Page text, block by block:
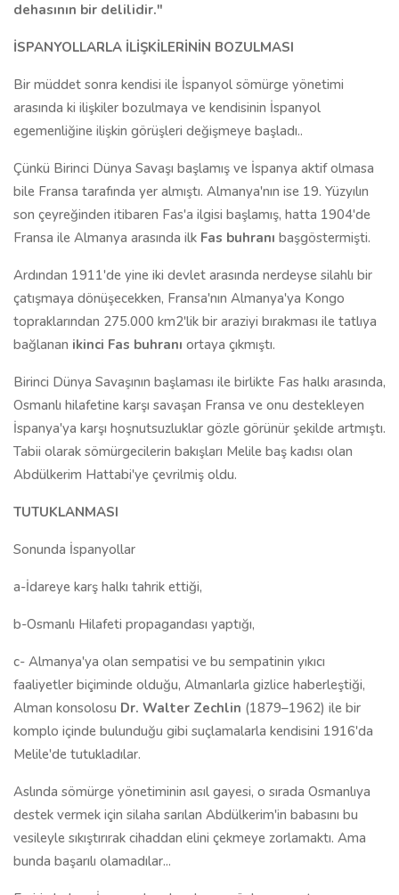
dehasının bir delilidir."
İSPANYOLLARLA İLİŞKİLERİNİN BOZULMASI
Bir müddet sonra kendisi ile İspanyol sömürge yönetimi
arasında ki ilişkiler bozulmaya ve kendisinin İspanyol
egemenliğine ilişkin görüşleri değişmeye başladı..
Çünkü Birinci Dünya Savaşı başlamış ve İspanya aktif olmasa
bile Fransa tarafında yer almıştı. Almanya'nın ise 19. Yüzyılın
son çeyreğinden itibaren Fas'a ilgisi başlamış, hatta 1904'de
Fransa ile Almanya arasında ilk Fas buhranı başgöstermişti.
Ardından 1911'de yine iki devlet arasında nerdeyse silahlı bir
çatışmaya dönüşecekken, Fransa'nın Almanya'ya Kongo
topraklarından 275.000 km2'lik bir araziyi bırakması ile tatlıya
bağlanan ikinci Fas buhranı ortaya çıkmıştı.
Birinci Dünya Savaşının başlaması ile birlikte Fas halkı arasında,
Osmanlı hilafetine karşı savaşan Fransa ve onu destekleyen
İspanya'ya karşı hoşnutsuzluklar gözle görünür şekilde artmıştı.
Tabii olarak sömürgecilerin bakışları Melile baş kadısı olan
Abdülkerim Hattabi'ye çevrilmiş oldu.
TUTUKLANMASI
Sonunda İspanyollar
a-İdareye karş halkı tahrik ettiği,
b-Osmanlı Hilafeti propagandası yaptığı,
c- Almanya'ya olan sempatisi ve bu sempatinin yıkıcı
faaliyetler biçiminde olduğu, Almanlarla gizlice haberleştiği,
Alman konsolosu Dr. Walter Zechlin (1879–1962) ile bir
komplo içinde bulunduğu gibi suçlamalarla kendisini 1916'da
Melile'de tutukladılar.
Aslında sömürge yönetiminin asıl gayesi, o sırada Osmanlıya
destek vermek için silaha sarılan Abdülkerim'in babasını bu
vesileyle sıkıştırırak cihaddan elini çekmeye zorlamaktı. Ama
bunda başarılı olamadılar...